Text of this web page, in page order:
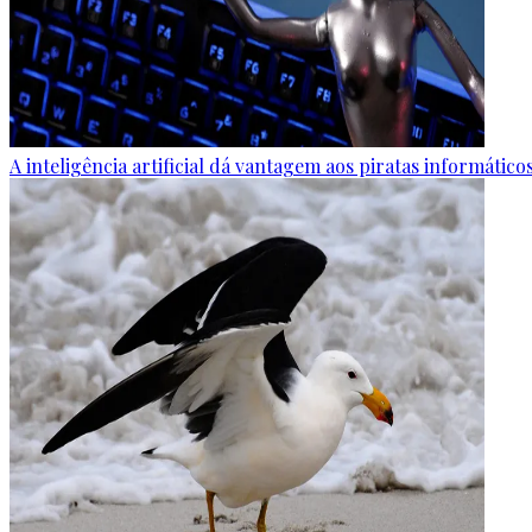
A inteligência artificial dá vantagem aos piratas